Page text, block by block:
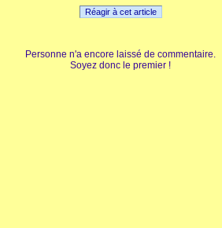
Réagir à cet article
Personne n'a encore laissé de commentaire.
Soyez donc le premier !